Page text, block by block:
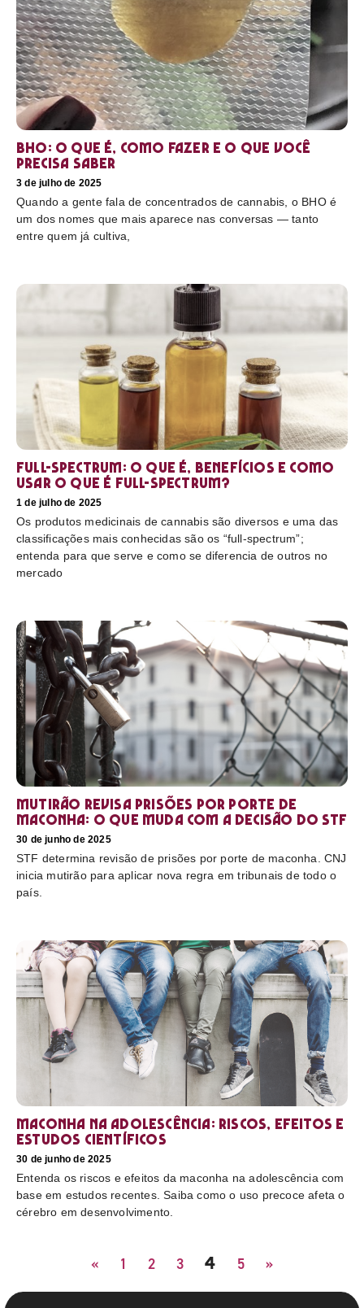
BHO: o que é, como fazer e o que você
precisa saber
3 de julho de 2025
Quando a gente fala de concentrados de cannabis, o BHO é
um dos nomes que mais aparece nas conversas — tanto
entre quem já cultiva,
Full-Spectrum: O que é, benefícios e como
usar O que é full-spectrum?
1 de julho de 2025
Os produtos medicinais de cannabis são diversos e uma das
classificações mais conhecidas são os “full-spectrum”;
entenda para que serve e como se diferencia de outros no
mercado
Mutirão revisa prisões por porte de
maconha: o que muda com a decisão do STF
30 de junho de 2025
STF determina revisão de prisões por porte de maconha. CNJ
inicia mutirão para aplicar nova regra em tribunais de todo o
país.
Maconha na adolescência: riscos, efeitos e
estudos científicos
30 de junho de 2025
Entenda os riscos e efeitos da maconha na adolescência com
base em estudos recentes. Saiba como o uso precoce afeta o
cérebro em desenvolvimento.
« 1 2 3 4 5 »